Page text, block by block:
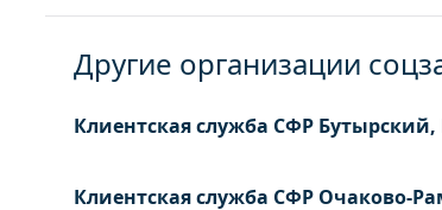
Другие организации
Клиентская служба СФР
Клиентская служба СФР Очаково-